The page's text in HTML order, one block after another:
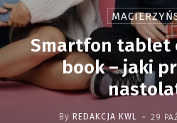
Smartfon tablet
book – jaki
By REDAKCJA KWL - 29